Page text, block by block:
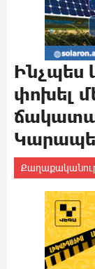
Ինչպես
փոխել